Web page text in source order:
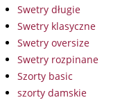
Swetry długie
Swetry klasyczne
Swetry oversize
Swetry rozpinane
Szorty basic
szorty damskie